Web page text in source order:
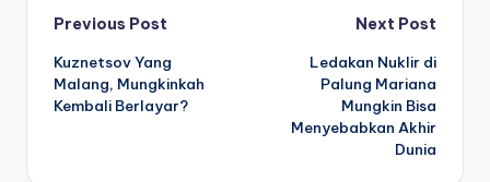
Post
navigation
Previous Post
Kuznetsov Yang
Malang, Mungkinkah
Kembali Berlayar?
Next Post
Ledakan Nuklir di
Palung Mariana
Mungkin Bisa
Menyebabkan Akhir
Dunia